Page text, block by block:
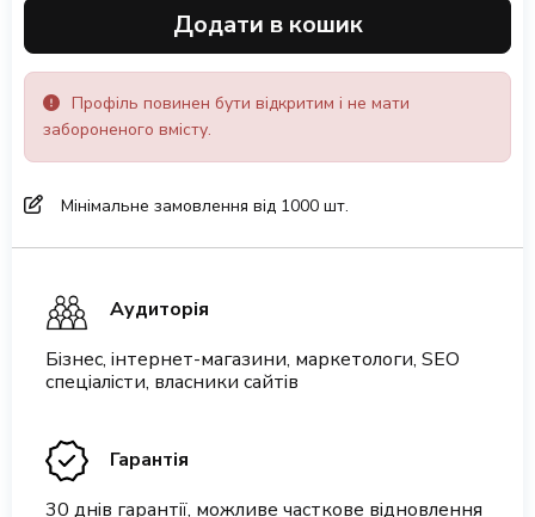
Додати в кошик
Профіль повинен бути відкритим і не мати
забороненого вмісту.
Мінімальне замовлення від 1000 шт.
Аудиторія
Бізнес, інтернет-магазини, маркетологи, SEO
спеціалісти, власники сайтів
Гарантія
30 днів гарантії, можливе часткове відновлення